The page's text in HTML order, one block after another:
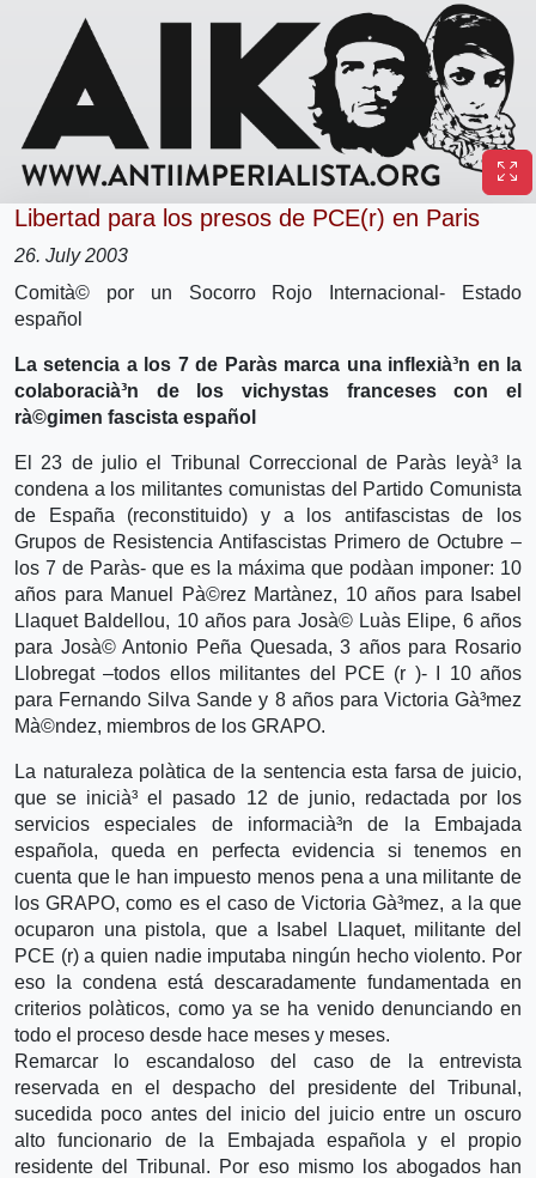
Libertad para los presos de PCE(r) en Paris
26. July 2003
Comità© por un Socorro Rojo Internacional- Estado
español
La setencia a los 7 de Parà­s marca una inflexià³n en la
colaboracià³n de los vichystas franceses con el
rà©gimen fascista español
El 23 de julio el Tribunal Correccional de Parà­s leyà³ la
condena a los militantes comunistas del Partido Comunista
de España (reconstituido) y a los antifascistas de los
Grupos de Resistencia Antifascistas Primero de Octubre –
los 7 de Parà­s- que es la máxima que podà­an imponer: 10
años para Manuel Pà©rez Martà­nez, 10 años para Isabel
Llaquet Baldellou, 10 años para Josà© Luà­s Elipe, 6 años
para Josà© Antonio Peña Quesada, 3 años para Rosario
Llobregat –todos ellos militantes del PCE (r )- I 10 años
para Fernando Silva Sande y 8 años para Victoria Gà³mez
Mà©ndez, miembros de los GRAPO.
La naturaleza polà­tica de la sentencia esta farsa de juicio,
que se inicià³ el pasado 12 de junio, redactada por los
servicios especiales de informacià³n de la Embajada
española, queda en perfecta evidencia si tenemos en
cuenta que le han impuesto menos pena a una militante de
los GRAPO, como es el caso de Victoria Gà³mez, a la que
ocuparon una pistola, que a Isabel Llaquet, militante del
PCE (r) a quien nadie imputaba ningún hecho violento. Por
eso la condena está descaradamente fundamentada en
criterios polà­ticos, como ya se ha venido denunciando en
todo el proceso desde hace meses y meses.
Remarcar lo escandaloso del caso de la entrevista
reservada en el despacho del presidente del Tribunal,
sucedida poco antes del inicio del juicio entre un oscuro
alto funcionario de la Embajada española y el propio
residente del Tribunal. Por eso mismo los abogados han